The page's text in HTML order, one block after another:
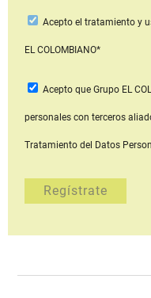
Acepto el tratamiento y
EL COLOMBIANO*
Acepto que Grupo EL
personales con terceros
Tratamiento del Datos